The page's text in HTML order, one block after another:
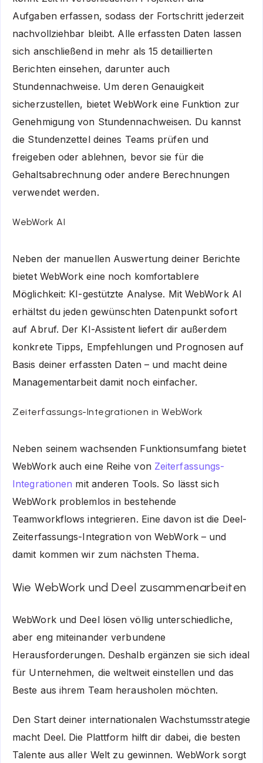
Aufgaben erfassen, sodass der Fortschritt jederzeit
nachvollziehbar bleibt. Alle erfassten Daten lassen
sich anschließend in mehr als 15 detaillierten
Berichten einsehen, darunter auch
Stundennachweise. Um deren Genauigkeit
sicherzustellen, bietet WebWork eine Funktion zur
Genehmigung von Stundennachweisen. Du kannst
die Stundenzettel deines Teams prüfen und
freigeben oder ablehnen, bevor sie für die
Gehaltsabrechnung oder andere Berechnungen
verwendet werden.
WebWork AI
Neben der manuellen Auswertung deiner Berichte
bietet WebWork eine noch komfortablere
Möglichkeit: KI-gestützte Analyse. Mit WebWork AI
erhältst du jeden gewünschten Datenpunkt sofort
auf Abruf. Der KI-Assistent liefert dir außerdem
konkrete Tipps, Empfehlungen und Prognosen auf
Basis deiner erfassten Daten – und macht deine
Managementarbeit damit noch einfacher.
Zeiterfassungs-Integrationen in WebWork
Neben seinem wachsenden Funktionsumfang bietet
WebWork auch eine Reihe von Zeiterfassungs-
Integrationen mit anderen Tools. So lässt sich
WebWork problemlos in bestehende
Teamworkflows integrieren. Eine davon ist die Deel-
Zeiterfassungs-Integration von WebWork – und
damit kommen wir zum nächsten Thema.
Wie WebWork und Deel zusammenarbeiten
WebWork und Deel lösen völlig unterschiedliche,
aber eng miteinander verbundene
Herausforderungen. Deshalb ergänzen sie sich ideal
für Unternehmen, die weltweit einstellen und das
Beste aus ihrem Team herausholen möchten.
Den Start deiner internationalen Wachstumsstrategie
macht Deel. Die Plattform hilft dir dabei, die besten
Talente aus aller Welt zu gewinnen. WebWork sorgt